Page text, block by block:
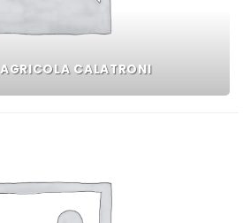
CALATRONI